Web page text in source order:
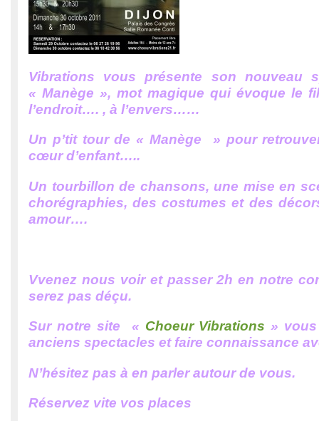
Vibrations vous présente son nouveau
« Manège », mot magique qui évoque le
l’endroit…. , à l’envers……
Un p’tit tour de « Manège » pour
cœur d’enfant…..
Un tourbillon de chansons, une mise en
chorégraphies, des costumes et des
amour….
Vvenez nous voir et passer 2h en notre
serez pas déçu.
Sur notre site « Choeur Vibrations »
anciens spectacles et faire connaissance
N’hésitez pas à en parler autour de vous.
Réservez vite vos places